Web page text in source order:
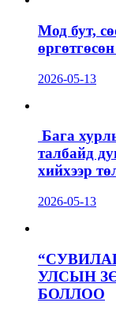
Мод бут,
2026-05-13
Бага
талбайд
хийхээр
2026-05-13
УЛСЫН
БОЛЛОО